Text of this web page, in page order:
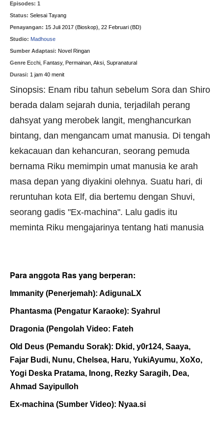
Episodes: 1
Status: Selesai Tayang
Penayangan: 15 Juli 2017 (Bioskop), 22 Februari (BD)
Studio: Madhouse
Sumber Adaptasi: Novel Ringan
Genre Ecchi, Fantasy, Permainan, Aksi, Supranatural
Durasi: 1 jam 40 menit
Sinopsis: Enam ribu tahun sebelum Sora dan Shiro
berada dalam sejarah dunia, terjadilah perang
dahsyat yang merobek langit, menghancurkan
bintang, dan mengancam umat manusia. Di tengah
kekacauan dan kehancuran, seorang pemuda
bernama Riku memimpin umat manusia ke arah
masa depan yang diyakini olehnya. Suatu hari, di
reruntuhan kota Elf, dia bertemu dengan Shuvi,
seorang gadis "Ex-machina". Lalu gadis itu
meminta Riku mengajarinya tentang hati manusia
Para anggota Ras yang berperan:
Immanity (Penerjemah): AdigunaLX
Phantasma (Pengatur Karaoke): Syahrul
Dragonia (Pengolah Video: Fateh
Old Deus (Pemandu Sorak): Dkid, y0r124, Saaya,
Fajar Budi, Nunu, Chelsea, Haru, YukiAyumu, XoXo,
Yogi Deska Pratama, Inong, Rezky Saragih, Dea,
Ahmad Sayipulloh
Ex-machina (Sumber Video): Nyaa.si